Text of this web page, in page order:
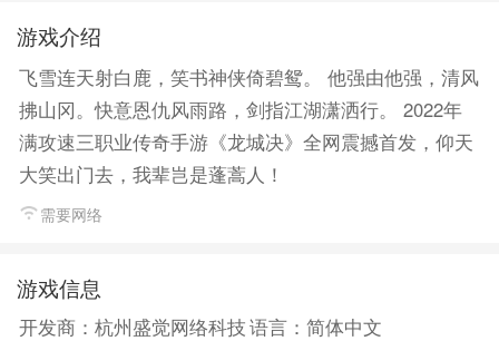
游戏介绍
飞雪连天射白鹿，笑书神侠倚碧鸳。 他强由他强，清风
拂山冈。快意恩仇风雨路，剑指江湖潇洒行。 2022年
满攻速三职业传奇手游《龙城决》全网震撼首发，仰天
大笑出门去，我辈岂是蓬蒿人！
需要网络
游戏信息
开发商：杭州盛觉网络科技语言：简体中文